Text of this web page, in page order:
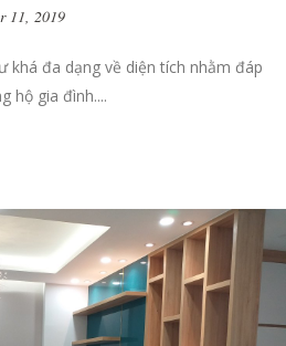
11, 2019
khá đa dạng về diện tích nhằm đáp
hộ gia đình....